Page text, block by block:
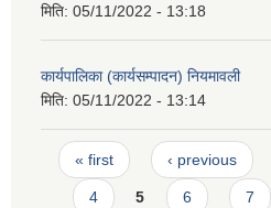
मिति: 05/11/2022 - 13:18
कार्यपालिका (कार्यसम्पादन) नियमावली
मिति: 05/11/2022 - 13:14
Pages
« first ‹ previous
4 5 6 7